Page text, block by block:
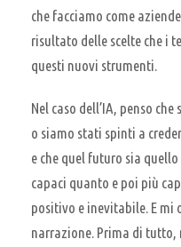
che facciamo come
risultato delle scelte che i
questi nuovi strumenti.
Nel caso dell’IA, penso
o siamo stati spinti a
e che quel futuro sia
capaci quanto e poi più
positivo e inevitabile. E mi
narrazione. Prima di tutto,